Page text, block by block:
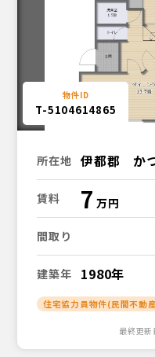
T-5104614865
所在地 伊都郡 か
賃料 7
間取り
建築年 1980年
住宅協力員物件(民間不動
最終更